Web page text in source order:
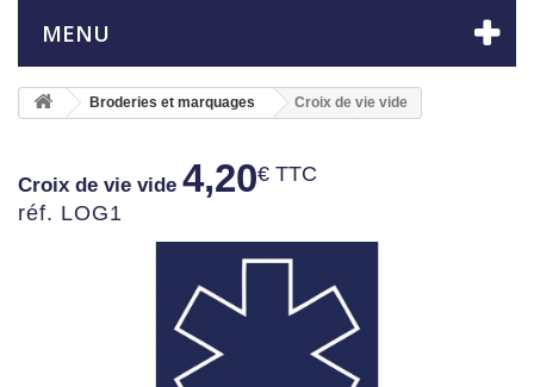
MENU
Broderies et marquages Croix de vie vide
Croix de vie vide 4,20€ TTC
réf. LOG1